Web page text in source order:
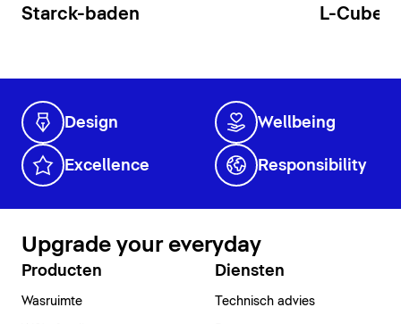
Starck-baden L-Cube
Design Wellbeing
Excellence Responsibility
Upgrade your everyday
Producten
Wasruimte
Diensten
Technisch advies